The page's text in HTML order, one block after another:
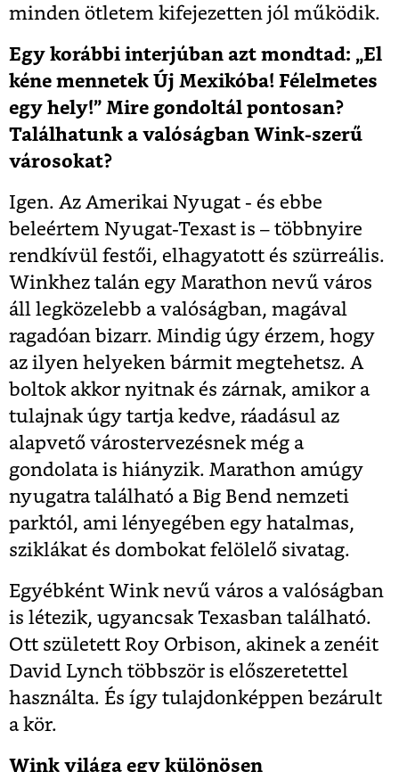
minden ötletem kifejezetten jól működik.
Egy korábbi interjúban azt mondtad: „El
kéne mennetek Új Mexikóba! Félelmetes
egy hely!” Mire gondoltál pontosan?
Találhatunk a valóságban Wink-szerű
városokat?
Igen. Az Amerikai Nyugat - és ebbe
beleértem Nyugat-Texast is – többnyire
rendkívül festői, elhagyatott és szürreális.
Winkhez talán egy Marathon nevű város
áll legközelebb a valóságban, magával
ragadóan bizarr. Mindig úgy érzem, hogy
az ilyen helyeken bármit megtehetsz. A
boltok akkor nyitnak és zárnak, amikor a
tulajnak úgy tartja kedve, ráadásul az
alapvető várostervezésnek még a
gondolata is hiányzik. Marathon amúgy
nyugatra található a Big Bend nemzeti
parktól, ami lényegében egy hatalmas,
sziklákat és dombokat felölelő sivatag.
Egyébként Wink nevű város a valóságban
is létezik, ugyancsak Texasban található.
Ott született Roy Orbison, akinek a zenéit
David Lynch többször is előszeretettel
használta. És így tulajdonképpen bezárult
a kör.
Wink világa egy különösen